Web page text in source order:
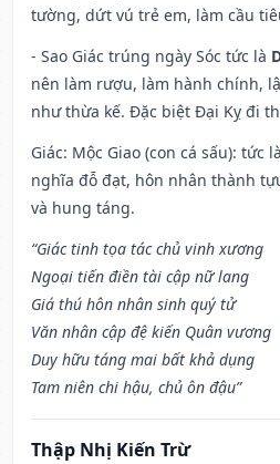
tường, dứt vú trẻ em, làm cầu
- Sao Giác trúng ngày Sóc tức là
nên làm rượu, làm hành chính,
như thừa kế. Đặc biệt Đại Kỵ đi
Giác: Mộc Giao (con cá sấu): tức
nghĩa đỗ đạt, hôn nhân thành
và hung táng.
“Giác tinh tọa tác chủ vinh xương
Ngoại tiến điền tài cập nữ lang
Giá thú hôn nhân sinh quý tử
Văn nhân cập đệ kiến Quân vương
Duy hữu táng mai bất khả dụng
Tam niên chi hậu, chủ ôn đậu”
Thập Nhị Kiến Trừ